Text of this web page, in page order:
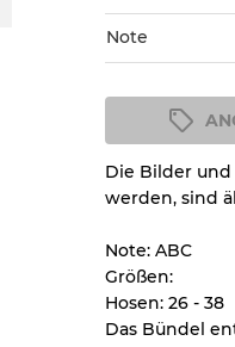
Note
Alle
Es
Die Bilder
werden, sind
Note: ABC
Größen:
Hosen: 26 - 38
Das Bündel